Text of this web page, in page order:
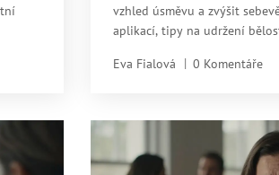
vzhled úsměvu a zvýšit
aplikací, tipy na udržení
Eva Fialová
0 Komentáře